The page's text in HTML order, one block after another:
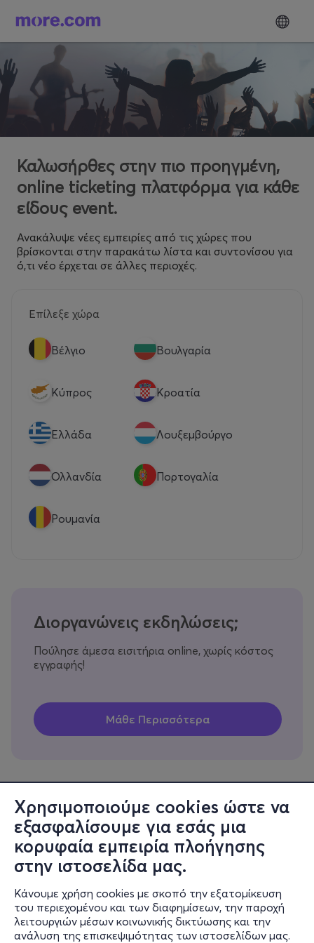
Χρησιμοποιούμε cookies ώστε να
εξασφαλίσουμε για εσάς μια
κορυφαία εμπειρία πλοήγησης
στην ιστοσελίδα μας.
Κάνουμε χρήση cookies με σκοπό την εξατομίκευση
του περιεχομένου και των διαφημίσεων, την παροχή
λειτουργιών μέσων κοινωνικής δικτύωσης και την
ανάλυση της επισκεψιμότητας των ιστοσελίδων μας.
Καλωσήρθες στην πιο προηγμένη,
online ticketing πλατφόρμα για κάθε
είδους event.
Ανακάλυψε νέες εμπειρίες από τις χώρες που
βρίσκονται στην παρακάτω λίστα και συντονίσου για
ό,τι νέο έρχεται σε άλλες περιοχές.
Επίλεξε χώρα
Βέλγιο Βουλγαρία
Κύπρος Κροατία
Eλλάδα Λουξεμβούργο
Ολλανδία Πορτογαλία
Ρουμανία
Διοργανώνεις εκδηλώσεις;
Πούλησε άμεσα εισιτήρια online, χωρίς κόστος
εγγραφής!
Πληροφορίες
Υποστήριξη
Stay Connected